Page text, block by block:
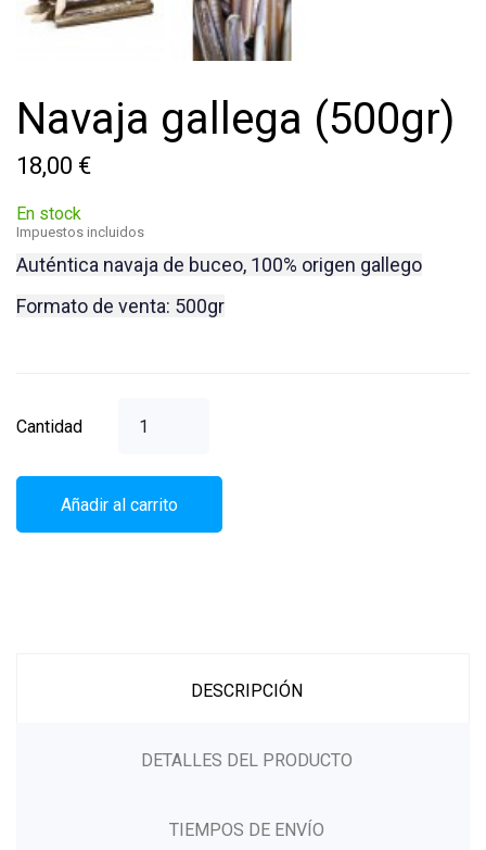
Navaja gallega (500gr)
18,00 €
En stock
Impuestos incluidos
Auténtica navaja de buceo, 100% origen gallego
Formato de venta: 500gr
Cantidad
Añadir al carrito
DESCRIPCIÓN
DETALLES DEL PRODUCTO
TIEMPOS DE ENVÍO